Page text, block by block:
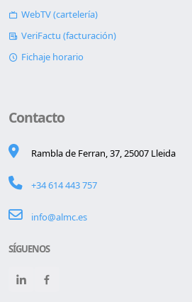
WebTV (cartelería)
VeriFactu (facturación)
Fichaje horario
Contacto
Rambla de Ferran, 37, 25007 Lleida
+34 614 443 757
info@almc.es
SÍGUENOS